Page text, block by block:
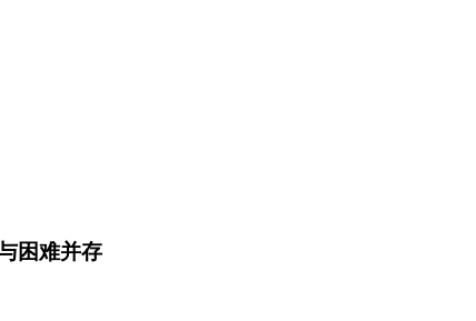
困难并存